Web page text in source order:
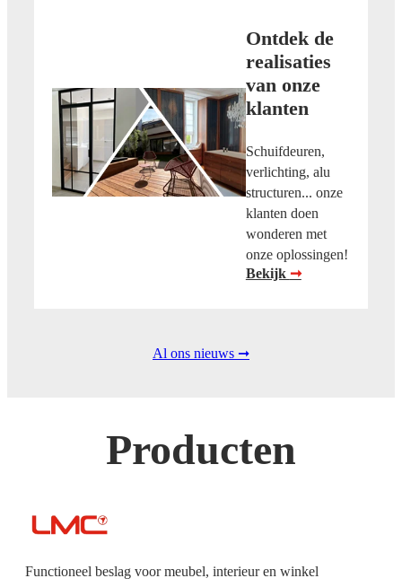
Ontdek de
realisaties
van onze
klanten
Schuifdeuren,
verlichting, alu
structuren... onze
klanten doen
wonderen met
onze oplossingen!
Bekijk ➞
Al ons nieuws ➞
Producten
Functioneel beslag voor meubel, interieur en winkel